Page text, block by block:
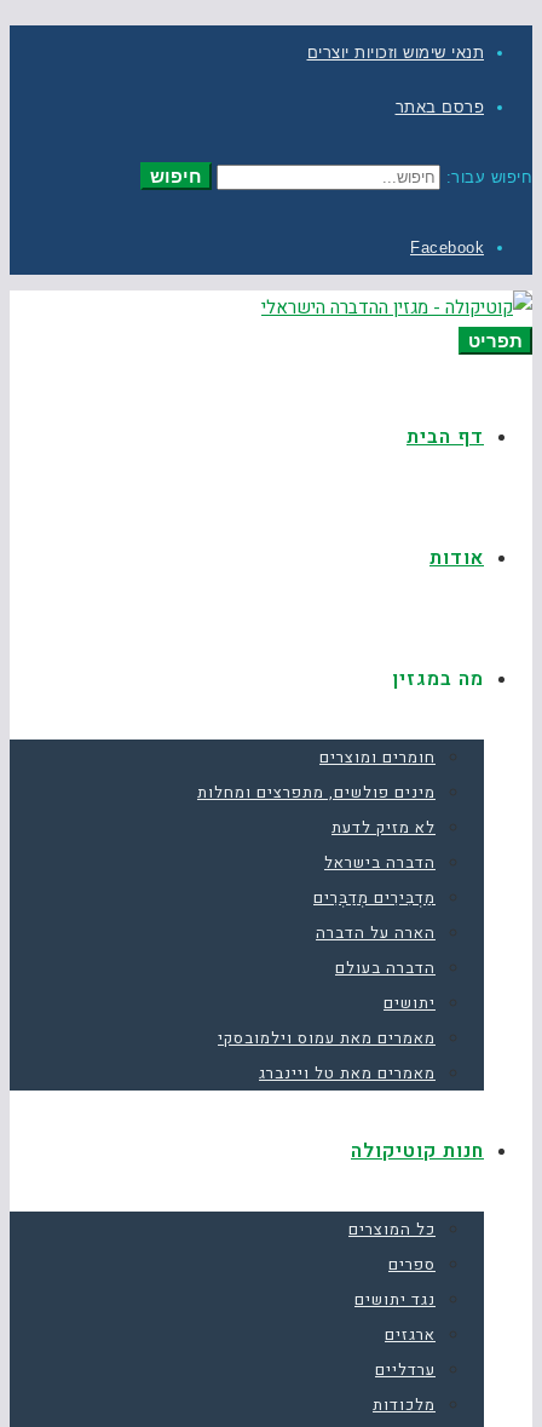
תנאי שימוש וזכויות יוצרים
פרסם באתר
חיפוש עבור: חיפוש
Facebook
תפריט
דף הבית
אודות
מה במגזין
חומרים ומוצרים
מינים פולשים, מתפרצים ומחלות
לא מזיק לדעת
הדברה בישראל
מַדְבִּירִים מְדַבְּרִים
הארה על הדברה
הדברה בעולם
יתושים
מאמרים מאת עמוס וילמובסקי
מאמרים מאת טל ויינברג
חנות קוטיקולה
כל המוצרים
ספרים
נגד יתושים
ארגזים
ערדליים
מלכודות